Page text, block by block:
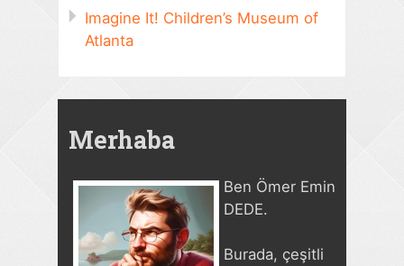
Imagine It! Children’s Museum of
Atlanta
Merhaba
Ben Ömer Emin
DEDE.
Burada, çeşitli